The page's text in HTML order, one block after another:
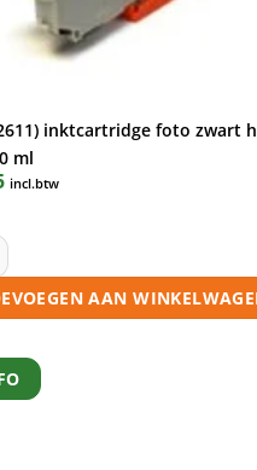
inktcartridge foto zwart
ml
Huidige
prijs
incl.btw
inktcartridge foto zwart
AAN